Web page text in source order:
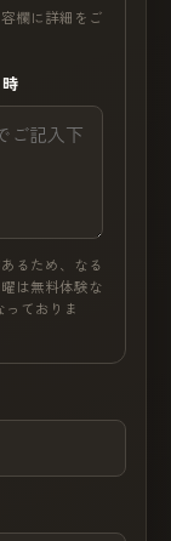
欄に詳細をご
るため、なる
は無料体験な
ておりま